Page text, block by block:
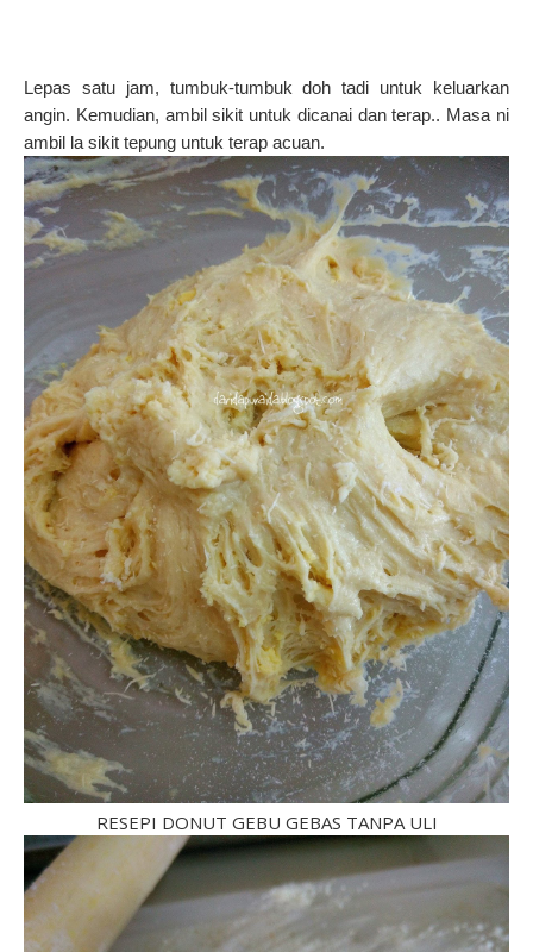
Lepas satu jam, tumbuk-tumbuk doh tadi untuk keluarkan
angin. Kemudian, ambil sikit untuk dicanai dan terap.. Masa ni
ambil la sikit tepung untuk terap acuan.
RESEPI DONUT GEBU GEBAS TANPA ULI